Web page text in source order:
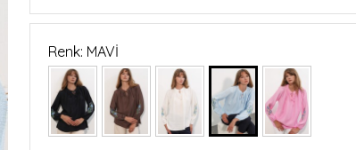
Renk: MAVİ